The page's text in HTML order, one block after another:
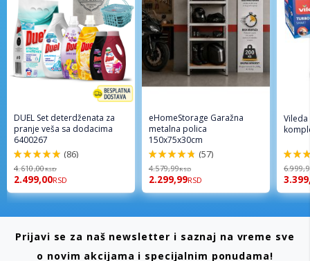
DUEL Set deterdženata za
pranje veša sa dodacima
6400267
98%
(86)
4.610,00RSD
2.499,00RSD
eHomeStorage Garažna
metalna polica
150x75x30cm
96%
(57)
4.579,99RSD
2.299,99RSD
92%
Prijavi se za naš newsletter i saznaj na vreme sve
o novim akcijama i specijalnim ponudama!